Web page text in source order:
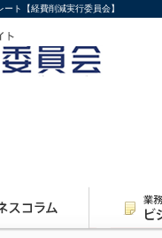
ト【経費削減実行委員会】